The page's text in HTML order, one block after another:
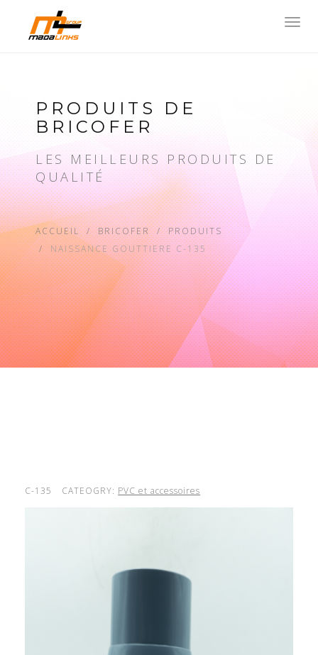
PRODUITS DE
BRICOFER
LES MEILLEURS PRODUITS DE
QUALITÉ
ACCUEIL BRICOFER
PRODUITS
NAISSANCE GOUTTIERE C-135
C-135 CATEOGRY: PVC et accessoires